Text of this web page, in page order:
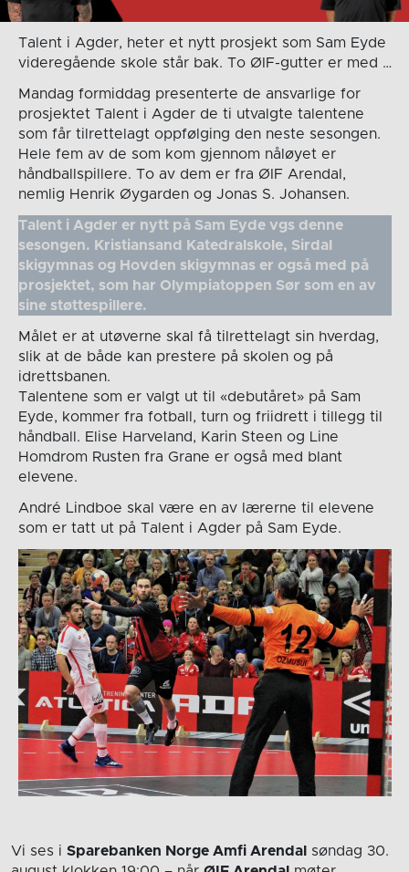
Talent i Agder, heter et nytt prosjekt som Sam Eyde
videregående skole står bak. To ØIF-gutter er med …
Mandag formiddag presenterte de ansvarlige for
prosjektet Talent i Agder de ti utvalgte talentene
som får tilrettelagt oppfølging den neste sesongen.
Hele fem av de som kom gjennom nåløyet er
håndballspillere. To av dem er fra ØIF Arendal,
nemlig Henrik Øygarden og Jonas S. Johansen.
Talent i Agder er nytt på Sam Eyde vgs denne
sesongen. Kristiansand Katedralskole, Sirdal
skigymnas og Hovden skigymnas er også med på
prosjektet, som har Olympiatoppen Sør som en av
sine støttespillere.
Målet er at utøverne skal få tilrettelagt sin hverdag,
slik at de både kan prestere på skolen og på
idrettsbanen.
Talentene som er valgt ut til «debutåret» på Sam
Eyde, kommer fra fotball, turn og friidrett i tillegg til
håndball. Elise Harveland, Karin Steen og Line
Homdrom Rusten fra Grane er også med blant
elevene.
André Lindboe skal være en av lærerne til elevene
som er tatt ut på Talent i Agder på Sam Eyde.
Vi ses i Sparebanken Norge Amfi Arendal
søndag 30.